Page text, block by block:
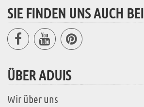
SIE FINDEN UNS AUCH BEI
ÜBER ADUIS
Wir über uns